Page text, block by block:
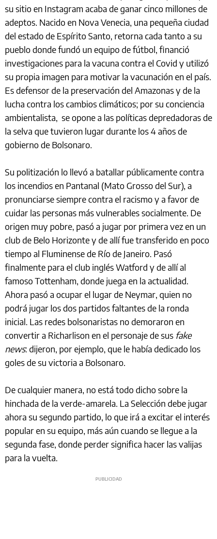
su sitio en Instagram acaba de ganar cinco millones de
adeptos. Nacido en Nova Venecia, una pequeña ciudad
del estado de Espírito Santo, retorna cada tanto a su
pueblo donde fundó un equipo de fútbol, financió
investigaciones para la vacuna contra el Covid y utilizó
su propia imagen para motivar la vacunación en el país.
Es defensor de la preservación del Amazonas y de la
lucha contra los cambios climáticos; por su conciencia
ambientalista, se opone a las políticas depredadoras de
la selva que tuvieron lugar durante los 4 años de
gobierno de Bolsonaro.
Su politización lo llevó a batallar públicamente contra
los incendios en Pantanal (Mato Grosso del Sur), a
pronunciarse siempre contra el racismo y a favor de
cuidar las personas más vulnerables socialmente. De
origen muy pobre, pasó a jugar por primera vez en un
club de Belo Horizonte y de allí fue transferido en poco
tiempo al Fluminense de Río de Janeiro. Pasó
finalmente para el club inglés Watford y de allí al
famoso Tottenham, donde juega en la actualidad.
Ahora pasó a ocupar el lugar de Neymar, quien no
podrá jugar los dos partidos faltantes de la ronda
inicial. Las redes bolsonaristas no demoraron en
convertir a Richarlison en el personaje de sus fake
news: dijeron, por ejemplo, que le había dedicado los
goles de su victoria a Bolsonaro.
De cualquier manera, no está todo dicho sobre la
hinchada de la verde-amarela. La Selección debe jugar
ahora su segundo partido, lo que irá a excitar el interés
popular en su equipo, más aún cuando se llegue a la
segunda fase, donde perder significa hacer las valijas
para la vuelta.